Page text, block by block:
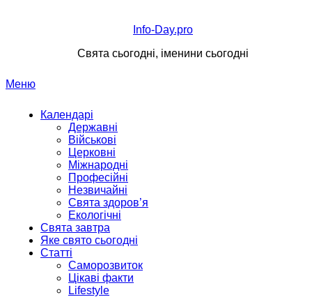
Info-Day.pro
Свята сьогодні, іменини сьогодні
Меню
Календарі
Державні
Військові
Церковні
Міжнародні
Професійні
Незвичайні
Свята здоров’я
Екологічні
Свята завтра
Яке свято сьогодні
Статті
Саморозвиток
Цікаві факти
Lifestyle